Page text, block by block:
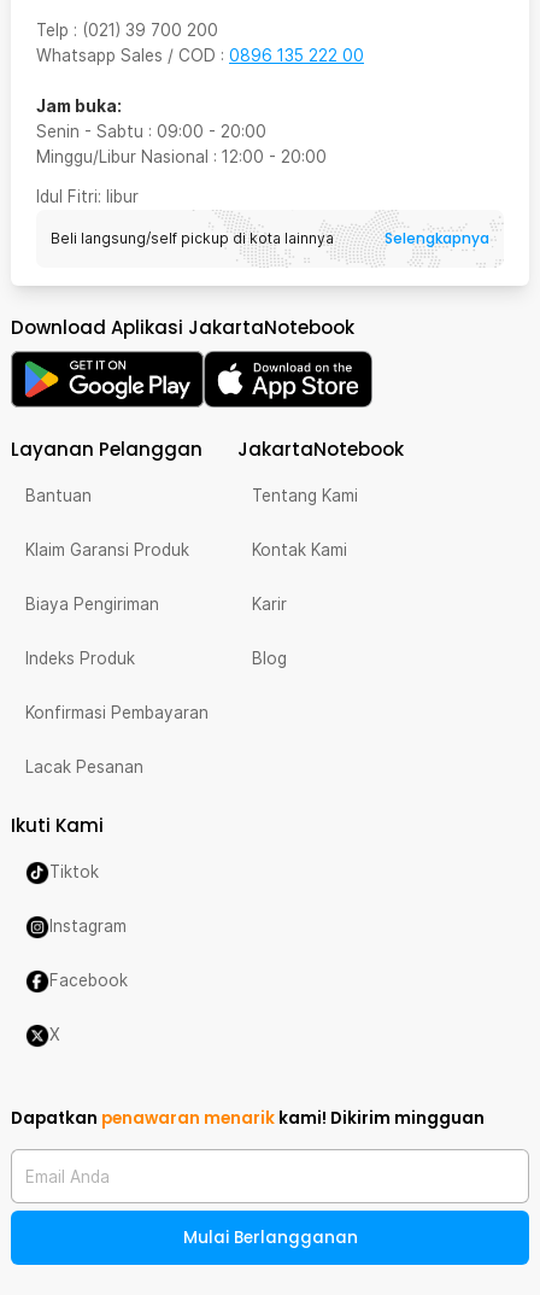
Telp : (021) 39 700 200
Whatsapp Sales / COD : 0896 135 222 00
Jam buka:
Senin - Sabtu : 09:00 - 20:00
Minggu/Libur Nasional : 12:00 - 20:00
Idul Fitri: libur
Beli langsung/self pickup di kota lainnya Selengkapnya
Download Aplikasi JakartaNotebook
Layanan Pelanggan
Bantuan
Klaim Garansi Produk
Biaya Pengiriman
Indeks Produk
Konfirmasi Pembayaran
Lacak Pesanan
JakartaNotebook
Tentang Kami
Kontak Kami
Karir
Blog
Ikuti Kami
Tiktok
Instagram
Facebook
X
Dapatkan penawaran menarik kami! Dikirim mingguan
Email Anda
Mulai Berlangganan